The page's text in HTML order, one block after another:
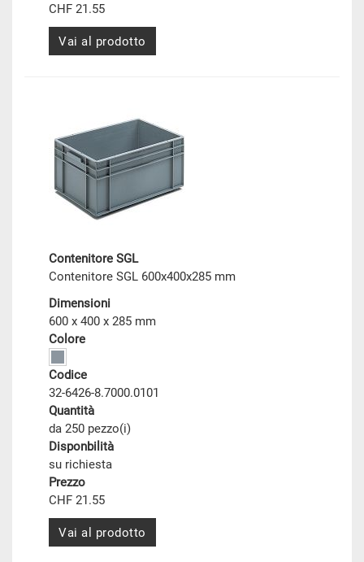
CHF 21.55
Vai al prodotto
Contenitore SGL
Contenitore SGL 600x400x285 mm
Dimensioni
600 x 400 x 285 mm
Colore
Codice
32-6426-8.7000.0101
Quantità
da 250 pezzo(i)
Disponbilità
su richiesta
Prezzo
CHF 21.55
Vai al prodotto